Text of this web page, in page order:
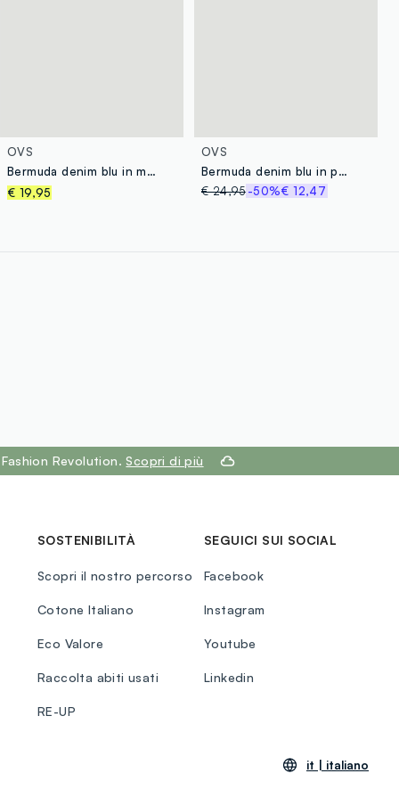
OVS
Bermuda denim blu in misto cotone regular fit
€ 19,95
OVS
Bermuda denim blu in puro cotone regular fit
€ 24,95-50%€ 12,47
Revolution. Scopri di più
SOSTENIBILITÀ
Scopri il nostro percorso
Cotone Italiano
Eco Valore
Raccolta abiti usati
RE-UP
SEGUICI SUI SOCIAL
Facebook
Instagram
Youtube
Linkedin
it | italiano